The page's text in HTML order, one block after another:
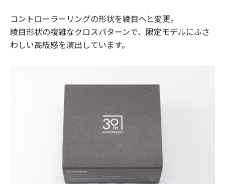
コントローラーリングの形状を綾目へと変更。
綾目形状の複雑なクロスパターンで、限定モデルにふさ
わしい高級感を演出しています。